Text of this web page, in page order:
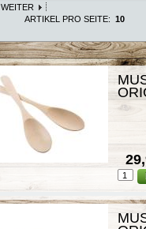
WEITER
ARTIKEL PRO SEITE: 10